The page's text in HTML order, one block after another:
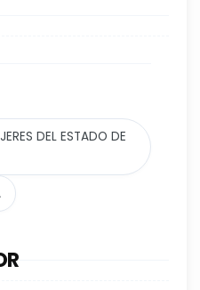
DEL ESTADO DE